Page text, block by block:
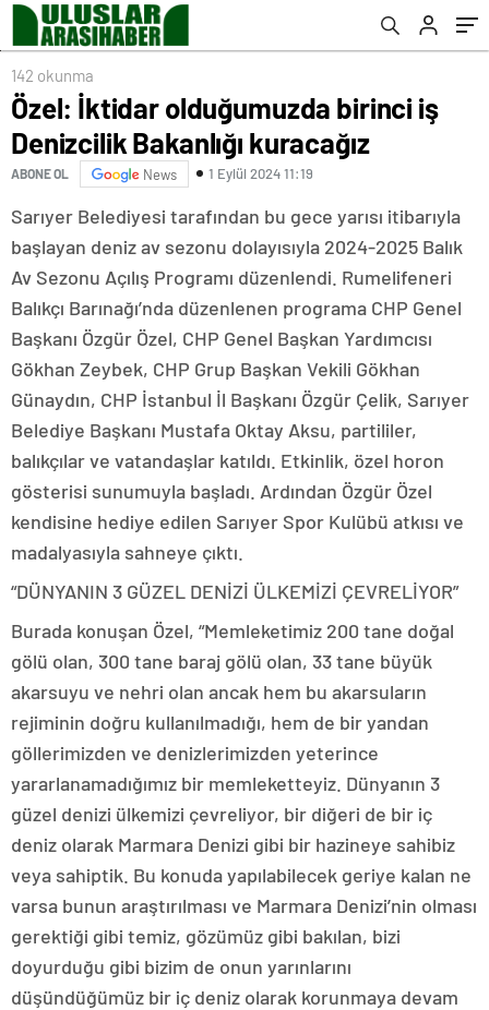
142 okunma
Özel: İktidar olduğumuzda birinci iş
Denizcilik Bakanlığı kuracağız
ABONE OL News 1 Eylül 2024 11:19
Sarıyer Belediyesi tarafından bu gece yarısı itibarıyla
başlayan deniz av sezonu dolayısıyla 2024-2025 Balık
Av Sezonu Açılış Programı düzenlendi. Rumelifeneri
Balıkçı Barınağı’nda düzenlenen programa CHP Genel
Başkanı Özgür Özel, CHP Genel Başkan Yardımcısı
Gökhan Zeybek, CHP Grup Başkan Vekili Gökhan
Günaydın, CHP İstanbul İl Başkanı Özgür Çelik, Sarıyer
Belediye Başkanı Mustafa Oktay Aksu, partililer,
balıkçılar ve vatandaşlar katıldı. Etkinlik, özel horon
gösterisi sunumuyla başladı. Ardından Özgür Özel
kendisine hediye edilen Sarıyer Spor Kulübü atkısı ve
madalyasıyla sahneye çıktı.
“DÜNYANIN 3 GÜZEL DENİZİ ÜLKEMİZİ ÇEVRELİYOR”
Burada konuşan Özel, “Memleketimiz 200 tane doğal
gölü olan, 300 tane baraj gölü olan, 33 tane büyük
akarsuyu ve nehri olan ancak hem bu akarsuların
rejiminin doğru kullanılmadığı, hem de bir yandan
göllerimizden ve denizlerimizden yeterince
yararlanamadığımız bir memleketteyiz. Dünyanın 3
güzel denizi ülkemizi çevreliyor, bir diğeri de bir iç
deniz olarak Marmara Denizi gibi bir hazineye sahibiz
veya sahiptik. Bu konuda yapılabilecek geriye kalan ne
varsa bunun araştırılması ve Marmara Denizi’nin olması
gerektiği gibi temiz, gözümüz gibi bakılan, bizi
doyurduğu gibi bizim de onun yarınlarını
düşündüğümüz bir iç deniz olarak korunmaya devam
demekle yetindi
şeyi yaptı